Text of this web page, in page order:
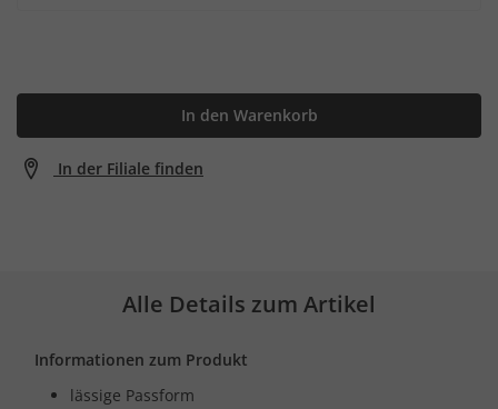
In den Warenkorb
In der Filiale finden
Alle Details zum Artikel
Informationen zum Produkt
lässige Passform